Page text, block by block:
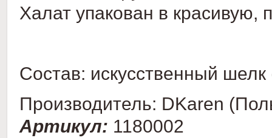
Халат упакован в красивую,
Состав: искусственный шелк
Производитель: DKaren
Артикул: 1180002